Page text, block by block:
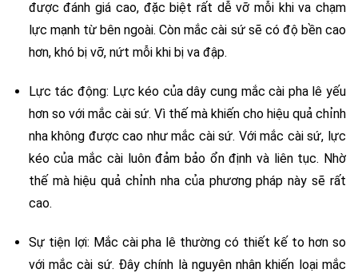
được đánh giá cao, đặc biệt rất dễ vỡ mỗi khi va chạm
lực mạnh từ bên ngoài. Còn mắc cài sứ sẽ có độ bền cao
hơn, khó bị vỡ, nứt mỗi khi bị va đập.
Lực tác động: Lực kéo của dây cung mắc cài pha lê yếu
hơn so với mắc cài sứ. Vì thế mà khiến cho hiệu quả chỉnh
nha không được cao như mắc cài sứ. Với mắc cài sứ, lực
kéo của mắc cài luôn đảm bảo ổn định và liên tục. Nhờ
thế mà hiệu quả chỉnh nha của phương pháp này sẽ rất
cao.
Sự tiện lợi: Mắc cài pha lê thường có thiết kế to hơn so
với mắc cài sứ. Đây chính là nguyên nhân khiến loại mắc